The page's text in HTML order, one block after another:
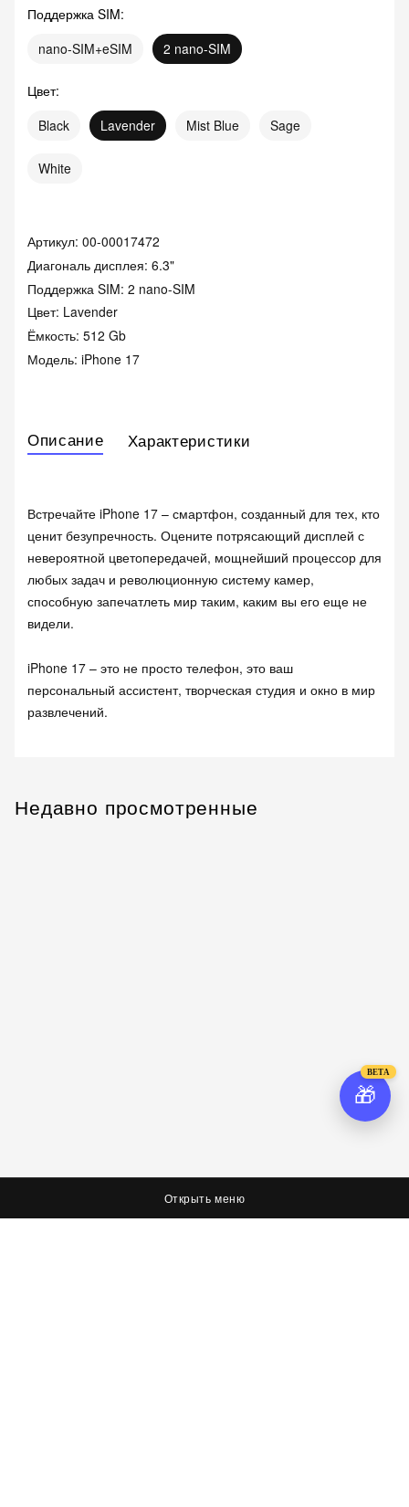
Открыть меню
Поддержка SIM:
nano-SIM+eSIM
2 nano-SIM
Цвет:
Black
Lavender Mist Blue Sage
White
Артикул: 00-00017472
Диагональ дисплея: 6.3"
Поддержка SIM: 2 nano-SIM
Цвет: Lavender
Ёмкость: 512 Gb
Модель: iPhone 17
Описание Характеристики
Встречайте iPhone 17 – смартфон, созданный для тех, кто
ценит безупречность. Оцените потрясающий дисплей с
невероятной цветопередачей, мощнейший процессор для
любых задач и революционную систему камер,
способную запечатлеть мир таким, каким вы его еще не
видели.
iPhone 17 – это не просто телефон, это ваш
персональный ассистент, творческая студия и окно в мир
развлечений.
Недавно просмотренные
🎁
BETA